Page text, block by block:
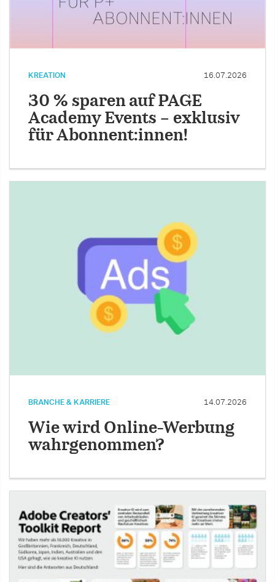
KREATION 16.07.2026
30 % sparen auf PAGE
Academy Events – exklusiv
für Abonnent:innen!
BRANCHE & KARRIERE 14.07.2026
Wie wird Online-Werbung
wahrgenommen?